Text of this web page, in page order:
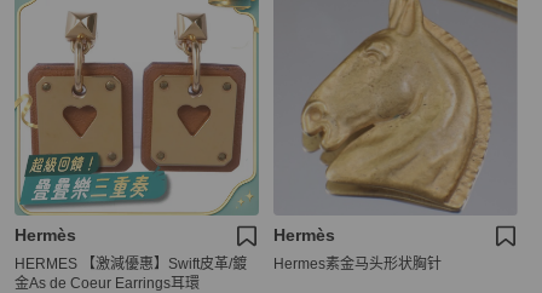
Hermès
HERMES 【激減優惠】Swift皮革/鍍
金As de Coeur Earrings耳環
Hermès
Hermes素金马头形状胸针